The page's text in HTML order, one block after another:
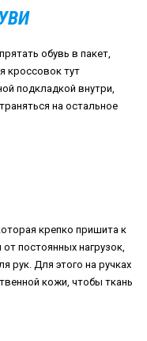
обувь в пакет,
кроссовок тут
подкладкой внутри,
на остальное
крепко пришита к
постоянных нагрузок,
рук. Для этого на ручках
кожи, чтобы ткань